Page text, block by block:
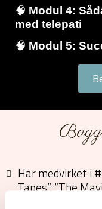
🧠 Modul 4:
med telepati
🧠 Modul 5:
Har medvirket i
Tapes”, “The